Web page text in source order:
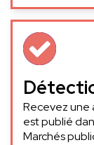
Recevez une
est publié
Marchés